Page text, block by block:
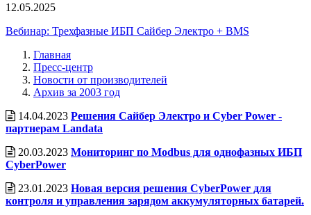
12.05.2025
Вебинар: Трехфазные ИБП Сайбер Электро + BMS
Главная
Пресс-центр
Новости от производителей
Архив за 2003 год
14.04.2023 Решения Сайбер Электро и Cyber Power -
партнерам Landata
20.03.2023 Мониторинг по Modbus для однофазных ИБП
CyberPower
23.01.2023 Новая версия решения CyberPower для
контроля и управления зарядом аккумуляторных батарей.